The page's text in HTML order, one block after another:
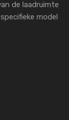
de laadruimte
model